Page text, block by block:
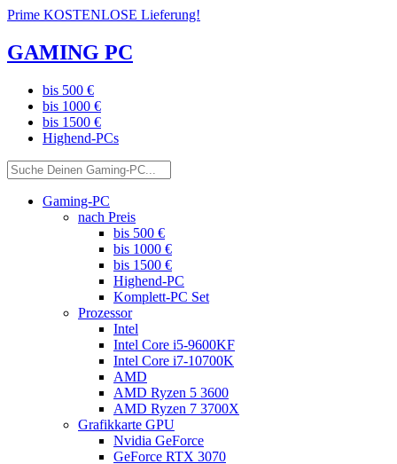
Prime KOSTENLOSE Lieferung!
GAMING PC
bis 500 €
bis 1000 €
bis 1500 €
Highend-PCs
Gaming-PC
nach Preis
bis 500 €
bis 1000 €
bis 1500 €
Highend-PC
Komplett-PC Set
Prozessor
Intel
Intel Core i5-9600KF
Intel Core i7-10700K
AMD
AMD Ryzen 5 3600
AMD Ryzen 7 3700X
Grafikkarte GPU
Nvidia GeForce
GeForce RTX 3070